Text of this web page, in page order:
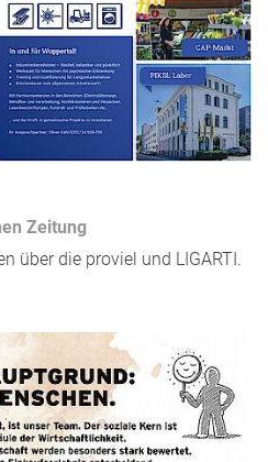
Zeitung
über die proviel und LIGARTI.